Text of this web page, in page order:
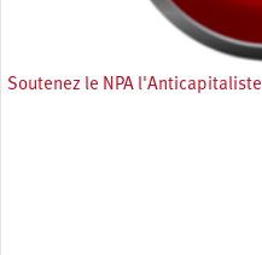
Soutenez le NPA l'Anticapitaliste